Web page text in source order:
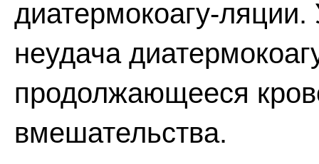
диатермокоагу-ляции.
неудача
продолжающееся
вмешательства.